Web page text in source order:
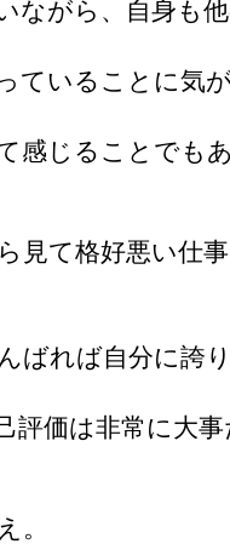
ながら、自身も
ていることに気
感じることでも
見て格好悪い仕
ばれば自分に誇
評価は非常に大
。